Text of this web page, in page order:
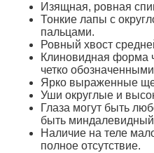
Изящная, ровная
Тонкие лапы с
пальцами.
Ровный хвост
Клиновидная форма
четко
Ярко выраженные
Уши округлые и
Глаза могут быть
быть
Наличие на теле
полное отсутствие.